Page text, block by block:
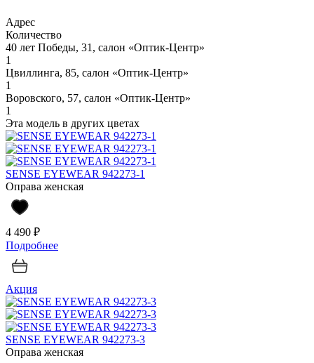
Адрес
Количество
40 лет Победы, 31, салон «Оптик-Центр»
1
Цвиллинга, 85, салон «Оптик-Центр»
1
Воровского, 57, салон «Оптик-Центр»
1
Эта модель в других цветах
SENSE EYEWEAR 942273-1
Оправа женская
4 490 ₽
Подробнее
Акция
SENSE EYEWEAR 942273-3
Оправа женская